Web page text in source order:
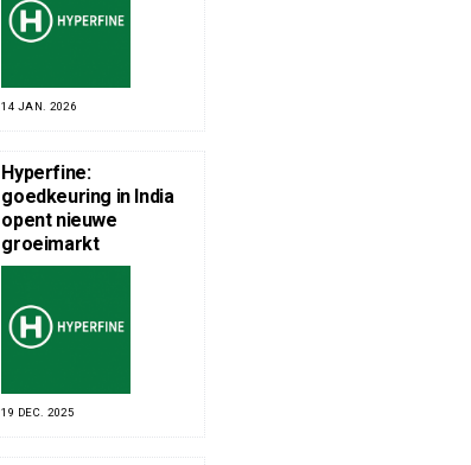
14 JAN. 2026
Hyperfine:
goedkeuring in India
opent nieuwe
groeimarkt
19 DEC. 2025